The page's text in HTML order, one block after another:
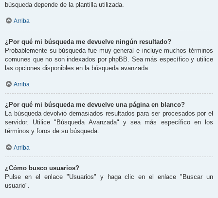
búsqueda depende de la plantilla utilizada.
Arriba
¿Por qué mi búsqueda me devuelve ningún resultado?
Probablemente su búsqueda fue muy general e incluye muchos términos
comunes que no son indexados por phpBB. Sea más específico y utilice
las opciones disponibles en la búsqueda avanzada.
Arriba
¿Por qué mi búsqueda me devuelve una página en blanco?
La búsqueda devolvió demasiados resultados para ser procesados por el
servidor. Utilice "Búsqueda Avanzada" y sea más específico en los
términos y foros de su búsqueda.
Arriba
¿Cómo busco usuarios?
Pulse en el enlace "Usuarios" y haga clic en el enlace "Buscar un
usuario".